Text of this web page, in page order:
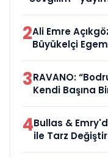
2Ali Emre
Büyükelçi
3RAVANO:
Kendi Başına
4Bullas &
ile Tarz